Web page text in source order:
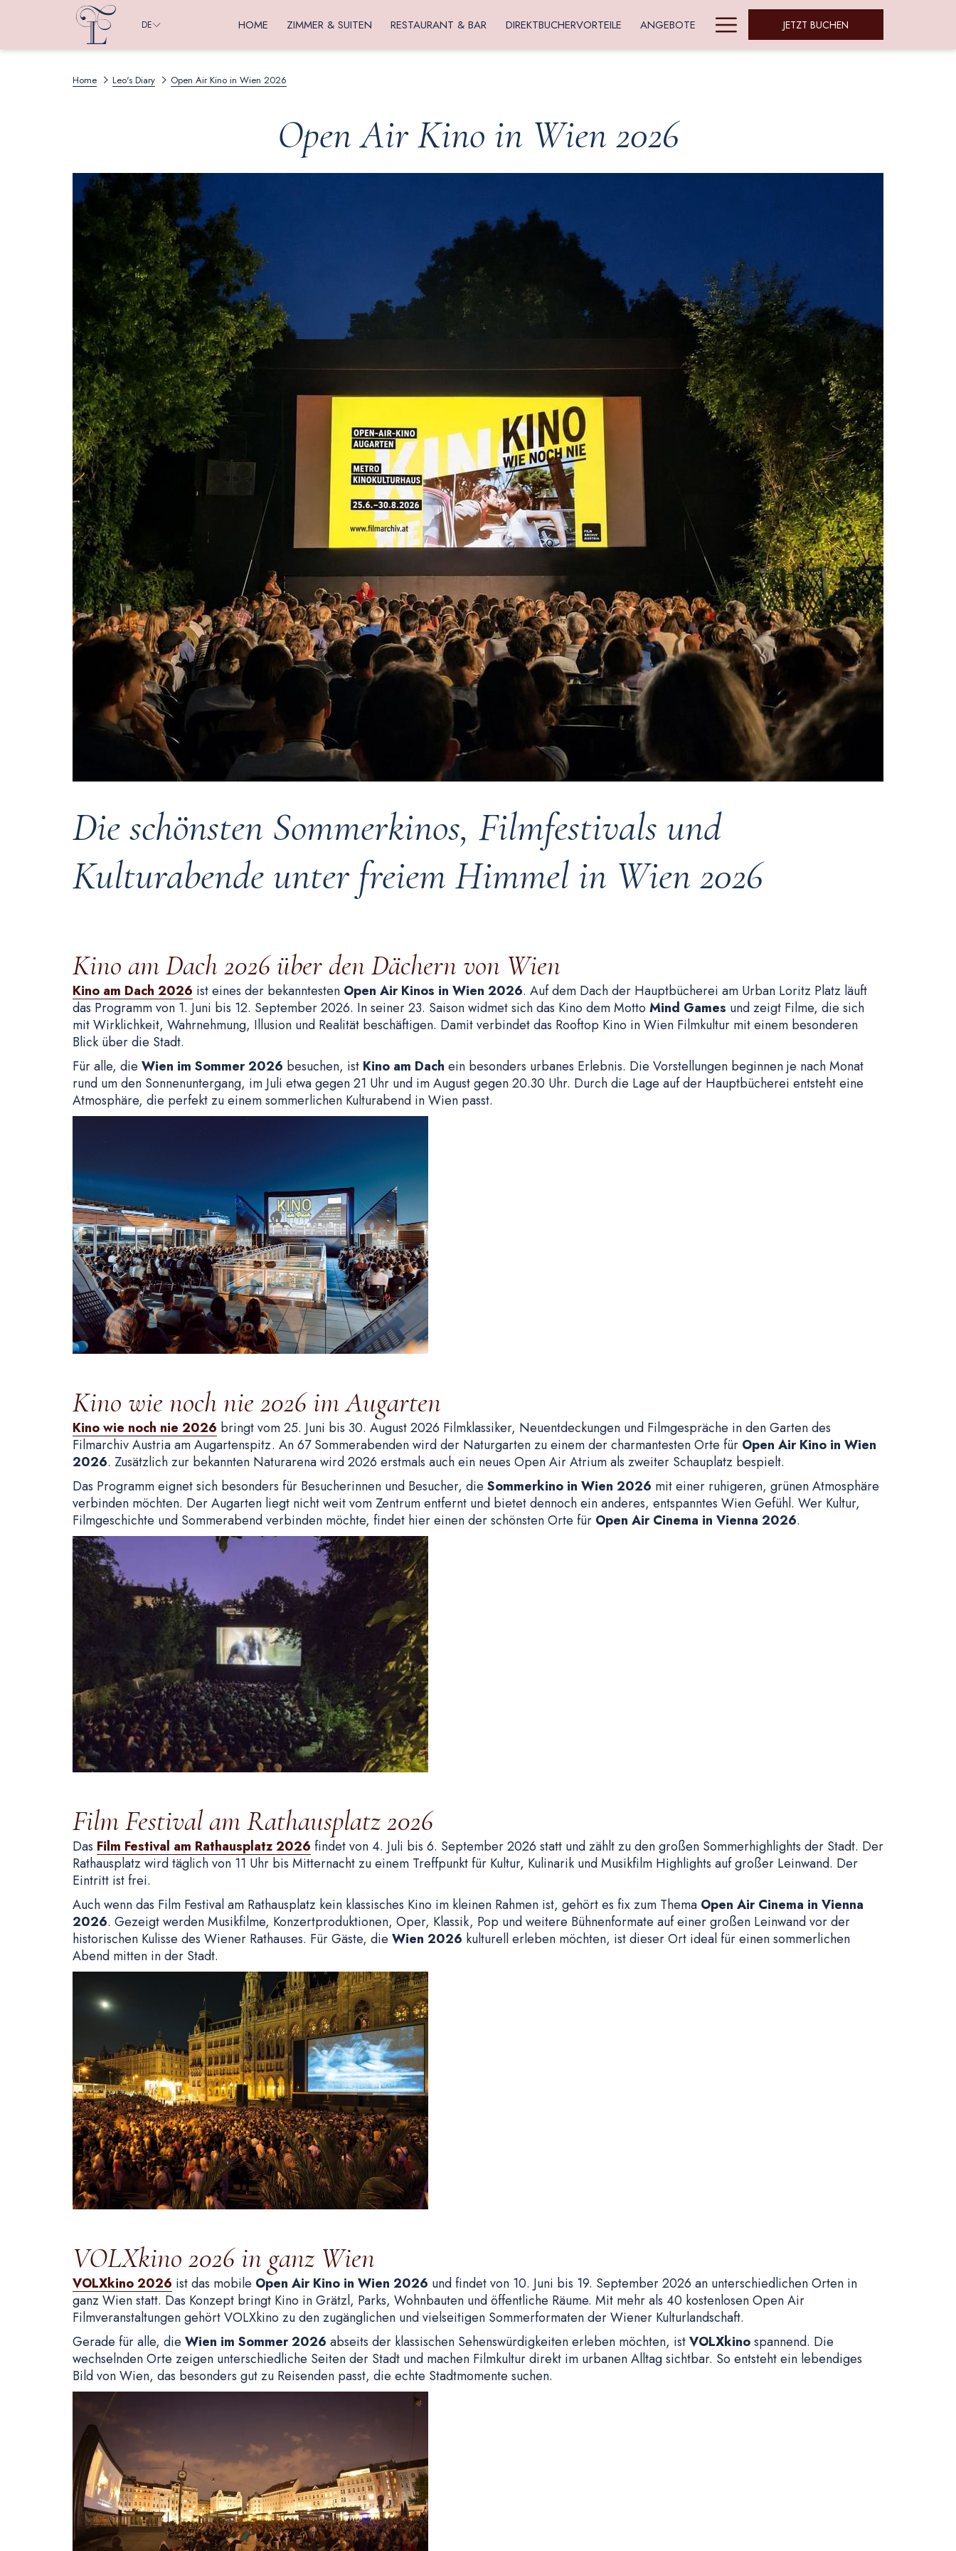
DE HOME ZIMMER & SUITEN RESTAURANT & BAR DIREKTBUCHERVORTEILE ANGEBOTE Hamburger
Menu JETZT BUCHEN
Home Leo's Diary Open Air Kino in Wien 2026
Open Air Kino in Wien 2026
Die schönsten Sommerkinos, Filmfestivals und
Kulturabende unter freiem Himmel in Wien 2026
Kino am Dach 2026 über den Dächern von Wien
Kino am Dach 2026 ist eines der bekanntesten Open Air Kinos in Wien 2026. Auf dem Dach der Hauptbücherei am Urban Loritz Platz läuft
das Programm von 1. Juni bis 12. September 2026. In seiner 23. Saison widmet sich das Kino dem Motto Mind Games und zeigt Filme, die sich
mit Wirklichkeit, Wahrnehmung, Illusion und Realität beschäftigen. Damit verbindet das Rooftop Kino in Wien Filmkultur mit einem besonderen
Blick über die Stadt.
Für alle, die Wien im Sommer 2026 besuchen, ist Kino am Dach ein besonders urbanes Erlebnis. Die Vorstellungen beginnen je nach Monat
rund um den Sonnenuntergang, im Juli etwa gegen 21 Uhr und im August gegen 20.30 Uhr. Durch die Lage auf der Hauptbücherei entsteht eine
Atmosphäre, die perfekt zu einem sommerlichen Kulturabend in Wien passt.
Kino wie noch nie 2026 im Augarten
Kino wie noch nie 2026 bringt vom 25. Juni bis 30. August 2026 Filmklassiker, Neuentdeckungen und Filmgespräche in den Garten des
Filmarchiv Austria am Augartenspitz. An 67 Sommerabenden wird der Naturgarten zu einem der charmantesten Orte für Open Air Kino in Wien
2026. Zusätzlich zur bekannten Naturarena wird 2026 erstmals auch ein neues Open Air Atrium als zweiter Schauplatz bespielt.
Das Programm eignet sich besonders für Besucherinnen und Besucher, die Sommerkino in Wien 2026 mit einer ruhigeren, grünen Atmosphäre
verbinden möchten. Der Augarten liegt nicht weit vom Zentrum entfernt und bietet dennoch ein anderes, entspanntes Wien Gefühl. Wer Kultur,
Filmgeschichte und Sommerabend verbinden möchte, findet hier einen der schönsten Orte für Open Air Cinema in Vienna 2026.
Film Festival am Rathausplatz 2026
Das Film Festival am Rathausplatz 2026 findet von 4. Juli bis 6. September 2026 statt und zählt zu den großen Sommerhighlights der Stadt. Der
Rathausplatz wird täglich von 11 Uhr bis Mitternacht zu einem Treffpunkt für Kultur, Kulinarik und Musikfilm Highlights auf großer Leinwand. Der
Eintritt ist frei.
Auch wenn das Film Festival am Rathausplatz kein klassisches Kino im kleinen Rahmen ist, gehört es fix zum Thema Open Air Cinema in Vienna
2026. Gezeigt werden Musikfilme, Konzertproduktionen, Oper, Klassik, Pop und weitere Bühnenformate auf einer großen Leinwand vor der
historischen Kulisse des Wiener Rathauses. Für Gäste, die Wien 2026 kulturell erleben möchten, ist dieser Ort ideal für einen sommerlichen
Abend mitten in der Stadt.
VOLXkino 2026 in ganz Wien
VOLXkino 2026 ist das mobile Open Air Kino in Wien 2026 und findet von 10. Juni bis 19. September 2026 an unterschiedlichen Orten in
ganz Wien statt. Das Konzept bringt Kino in Grätzl, Parks, Wohnbauten und öffentliche Räume. Mit mehr als 40 kostenlosen Open Air
Filmveranstaltungen gehört VOLXkino zu den zugänglichen und vielseitigen Sommerformaten der Wiener Kulturlandschaft.
Gerade für alle, die Wien im Sommer 2026 abseits der klassischen Sehenswürdigkeiten erleben möchten, istVOLXkinospannend. Die
wechselnden Orte zeigen unterschiedliche Seiten der Stadt und machen Filmkultur direkt im urbanen Alltag sichtbar. So entsteht ein lebendiges
Bild von Wien, das besonders gut zu Reisenden passt, die echte Stadtmomente suchen.